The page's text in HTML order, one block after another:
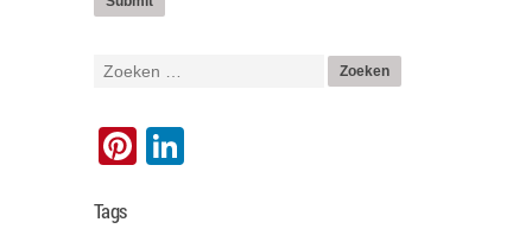
Pinterest
Tags